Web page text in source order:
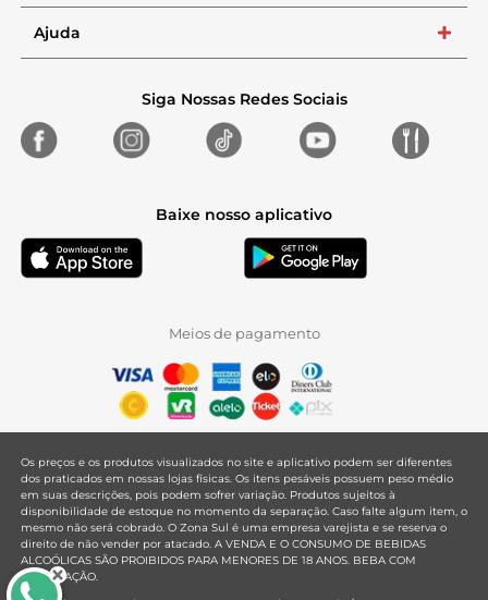
Ajuda +
Siga Nossas Redes Sociais
Baixe nosso aplicativo
Meios de pagamento
Os preços e os produtos visualizados no site e aplicativo podem ser diferentes
dos praticados em nossas lojas físicas. Os itens pesáveis possuem peso médio
em suas descrições, pois podem sofrer variação. Produtos sujeitos à
disponibilidade de estoque no momento da separação. Caso falte algum item, o
mesmo não será cobrado. O Zona Sul é uma empresa varejista e se reserva o
direito de não vender por atacado. A VENDA E O CONSUMO DE BEBIDAS
ALCOÓLICAS SÃO PROIBIDOS PARA MENORES DE 18 ANOS. BEBA COM
MODERAÇÃO.